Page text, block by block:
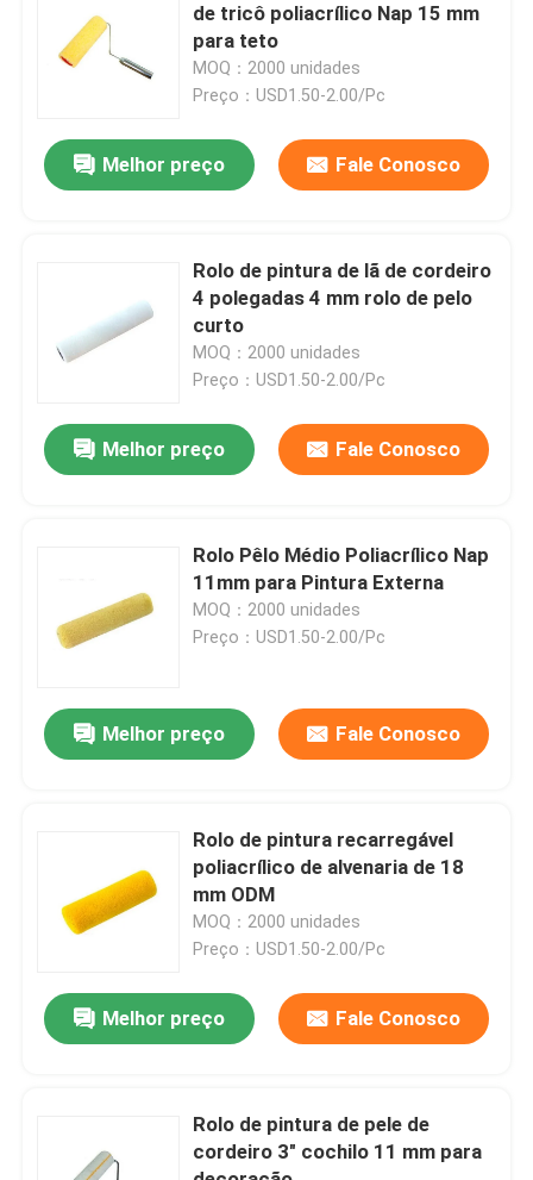
Quem Somos
Fábrica
Fale Conosco
notícias
Todos os casos
Pincel de Filamento Sintético
de tricô poliacrílico Nap 15 mm
para teto
MOQ：2000 unidades
Preço：USD1.50-2.00/Pc
Melhor preço Fale Conosco
Rolo de pintura de lã de cordeiro
4 polegadas 4 mm rolo de pelo
curto
MOQ：2000 unidades
Preço：USD1.50-2.00/Pc
Melhor preço Fale Conosco
Rolo Pêlo Médio Poliacrílico Nap
11mm para Pintura Externa
MOQ：2000 unidades
Preço：USD1.50-2.00/Pc
Melhor preço Fale Conosco
Rolo de pintura recarregável
poliacrílico de alvenaria de 18
mm ODM
MOQ：2000 unidades
Preço：USD1.50-2.00/Pc
Melhor preço Fale Conosco
Rolo de pintura de pele de
cordeiro 3" cochilo 11 mm para